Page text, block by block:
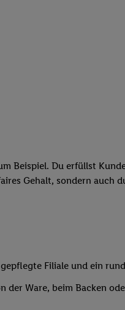
Beispiel. Du erfüllst
Gehalt, sondern auch
Filiale und ein
Ware, beim Backen